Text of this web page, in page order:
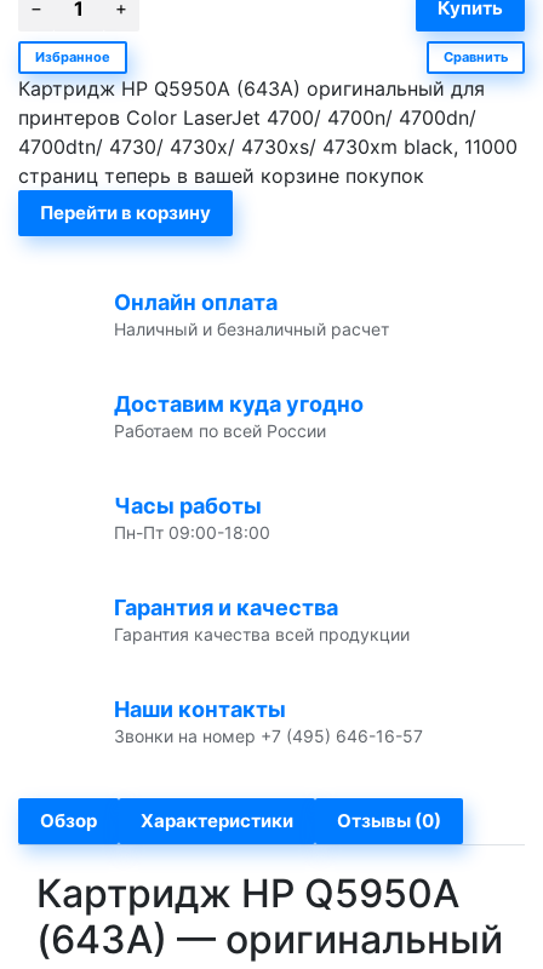
Избранное Сравнить
Картридж HP Q5950A (643A) оригинальный для
принтеров Color LaserJet 4700/ 4700n/ 4700dn/
4700dtn/ 4730/ 4730x/ 4730xs/ 4730xm black, 11000
страниц теперь в вашей корзине покупок
Перейти в корзину
Онлайн оплата
Наличный и безналичный расчет
Доставим куда угодно
Работаем по всей России
Часы работы
Пн-Пт 09:00-18:00
Гарантия и качества
Гарантия качества всей продукции
Наши контакты
Звонки на номер +7 (495) 646-16-57
Обзор Характеристики Отзывы (0)
Картридж HP Q5950A
(643A) — оригинальный